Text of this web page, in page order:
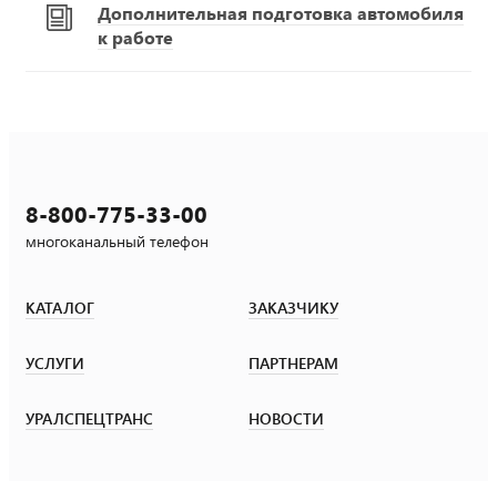
Дополнительная подготовка автомобиля
к работе
8-800-775-33-00
многоканальный телефон
КАТАЛОГ ЗАКАЗЧИКУ
УСЛУГИ ПАРТНЕРАМ
УРАЛСПЕЦТРАНС НОВОСТИ